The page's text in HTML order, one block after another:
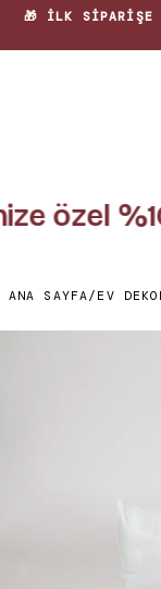
🎁 İLK SIPARIŞE
özel
ANA SAYFA/ EV